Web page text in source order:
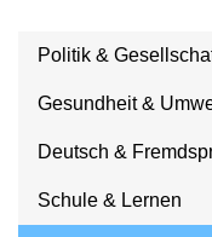
Politik &
Gesundheit &
Deutsch &
Schule & Lernen